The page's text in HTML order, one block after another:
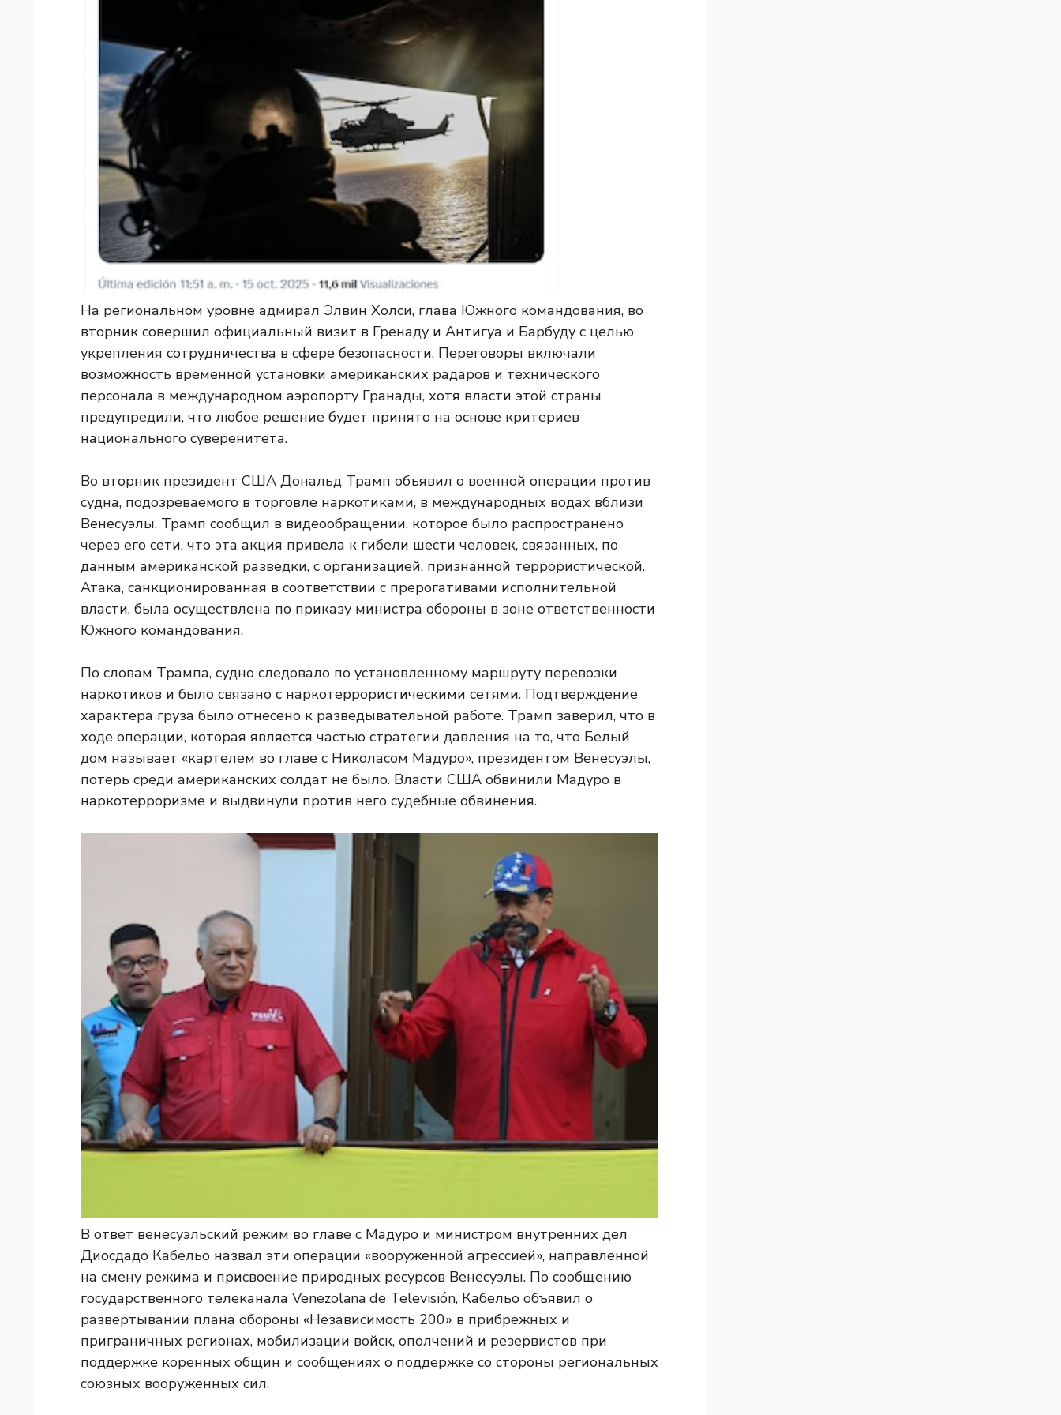
На региональном уровне адмирал Элвин Холси, глава Южного командования, во
вторник совершил официальный визит в Гренаду и Антигуа и Барбуду с целью
укрепления сотрудничества в сфере безопасности. Переговоры включали
возможность временной установки американских радаров и технического
персонала в международном аэропорту Гранады, хотя власти этой страны
предупредили, что любое решение будет принято на основе критериев
национального суверенитета.
Во вторник президент США Дональд Трамп объявил о военной операции против
судна, подозреваемого в торговле наркотиками, в международных водах вблизи
Венесуэлы. Трамп сообщил в видеообращении, которое было распространено
через его сети, что эта акция привела к гибели шести человек, связанных, по
данным американской разведки, с организацией, признанной террористической.
Атака, санкционированная в соответствии с прерогативами исполнительной
власти, была осуществлена ​​по приказу министра обороны в зоне ответственности
Южного командования.
По словам Трампа, судно следовало по установленному маршруту перевозки
наркотиков и было связано с наркотеррористическими сетями. Подтверждение
характера груза было отнесено к разведывательной работе. Трамп заверил, что в
ходе операции, которая является частью стратегии давления на то, что Белый
дом называет «картелем во главе с Николасом Мадуро», президентом Венесуэлы,
потерь среди американских солдат не было. Власти США обвинили Мадуро в
наркотерроризме и выдвинули против него судебные обвинения.
В ответ венесуэльский режим во главе с Мадуро и министром внутренних дел
Диосдадо Кабельо назвал эти операции «вооруженной агрессией», направленной
на смену режима и присвоение природных ресурсов Венесуэлы. По сообщению
государственного телеканала Venezolana de Televisión, Кабельо объявил о
развертывании плана обороны «Независимость 200» в прибрежных и
приграничных регионах, мобилизации войск, ополчений и резервистов при
поддержке коренных общин и сообщениях о поддержке со стороны региональных
союзных вооруженных сил.